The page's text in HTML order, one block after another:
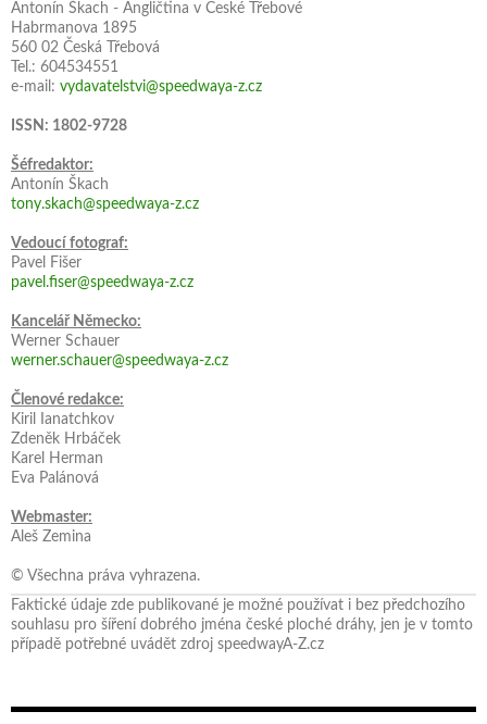
Antonín Škach - Angličtina v České Třebové
Habrmanova 1895
560 02 Česká Třebová
Tel.: 604534551
e-mail: vydavatelstvi@speedwaya-z.cz
ISSN: 1802-9728
Šéfredaktor:
Antonín Škach
tony.skach@speedwaya-z.cz
Vedoucí fotograf:
Pavel Fišer
pavel.fiser@speedwaya-z.cz
Kancelář Německo:
Werner Schauer
werner.schauer@speedwaya-z.cz
Členové redakce:
Kiril Ianatchkov
Zdeněk Hrbáček
Karel Herman
Eva Palánová
Webmaster:
Aleš Zemina
© Všechna práva vyhrazena.
Faktické údaje zde publikované je možné používat i bez předchozího
souhlasu pro šíření dobrého jména české ploché dráhy, jen je v tomto
případě potřebné uvádět zdroj speedwayA-Z.cz